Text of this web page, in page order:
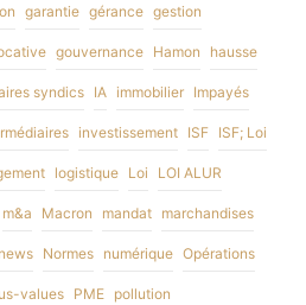
garantie gérance gestion
gouvernance Hamon hausse
syndics IA immobilier Impayés
investissement ISF ISF; Loi
logistique Loi LOI ALUR
m&a Macron mandat marchandises
news Normes numérique Opérations
values PME pollution